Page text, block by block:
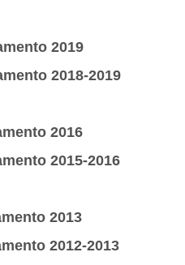
2019
2018-2019
2016
2015-2016
2013
2012-2013